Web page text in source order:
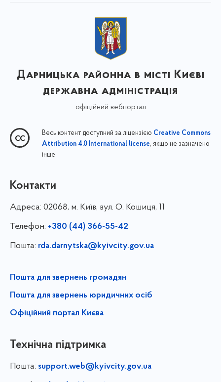
Дарницька районна в місті Києві
державна адміністрація
офіційний вебпортал
Весь контент доступний за ліцензією Creative Commons
Attribution 4.0 International license, якщо не зазначено
інше
Контакти
Адреса: 02068, м. Київ, вул. О. Кошиця, 11
Телефон: +380 (44) 366-55-42
Пошта: rda.darnytska@kyivcity.gov.ua
Пошта для звернень громадян
Пошта для звернень юридичних осіб
Офіційний портал Києва
Технічна підтримка
Пошта: support.web@kyivcity.gov.ua